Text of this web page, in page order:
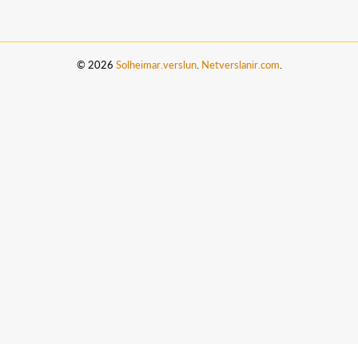
© 2026 Solheimar.verslun. Netverslanir.com.